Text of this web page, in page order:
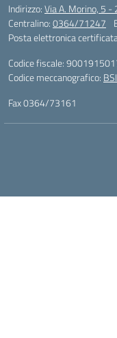
Indirizzo:Via A. Morino, 5
Centralino:0364/71247
Posta elettronica
Codice fiscale:
Codice meccanografico:
Fax 0364/73161